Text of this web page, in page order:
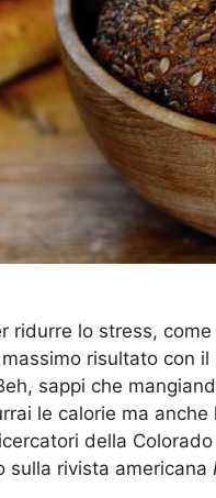
ridurre lo stress,
risultato con
sappi che
le calorie ma
della
sulla rivista americana